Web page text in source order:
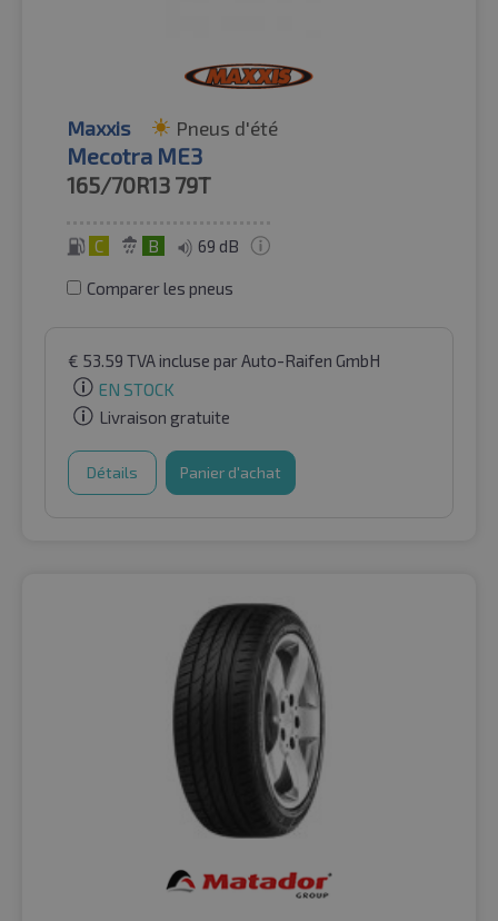
Maxxis Pneus d'été
Mecotra ME3
165/70R13 79T
C B 69 dB
Comparer les pneus
€ 53.59 TVA incluse par Auto-Raifen GmbH
EN STOCK
Livraison gratuite
Détails Panier d'achat